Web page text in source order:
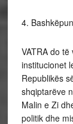
4.
VATRA do
institucionet
Republikës
shqiptarëve
Malin e Zi
politik dhe